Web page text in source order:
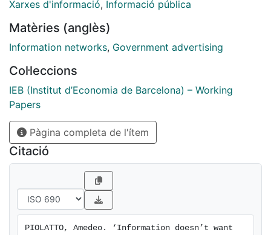
offline prices and that only low-valuation goods are
an increase in profits. In terms of consumer welfare,
the platform equilibrium is Pareto superior for low-and
some buyers benefit while others lose from the
presence of the platform.
Xarxes d'informació, Informació pública
Matèries (anglès)
Information networks, Government advertising
Col·leccions
IEB (Institut d’Economia de Barcelona) – Working
Papers
Pàgina completa de l'ítem
Citació
PIOLATTO, Amedeo. ‘Information doesn’t want